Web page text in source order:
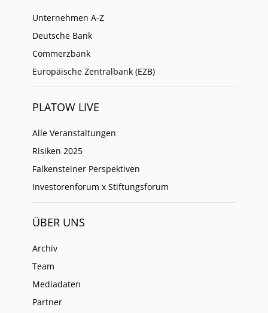
Unternehmen A-Z
Deutsche Bank
Commerzbank
Europäische Zentralbank (EZB)
PLATOW LIVE
Alle Veranstaltungen
Risiken 2025
Falkensteiner Perspektiven
Investorenforum x Stiftungsforum
ÜBER UNS
Archiv
Team
Mediadaten
Partner